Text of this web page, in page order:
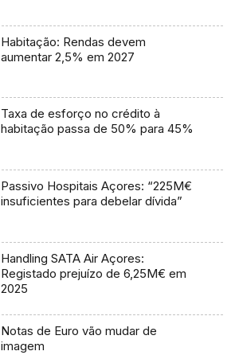
Habitação: Rendas devem
aumentar 2,5% em 2027
Taxa de esforço no crédito à
habitação passa de 50% para 45%
Passivo Hospitais Açores: “225M€
insuficientes para debelar dívida”
Handling SATA Air Açores:
Registado prejuízo de 6,25M€ em
2025
Notas de Euro vão mudar de
imagem